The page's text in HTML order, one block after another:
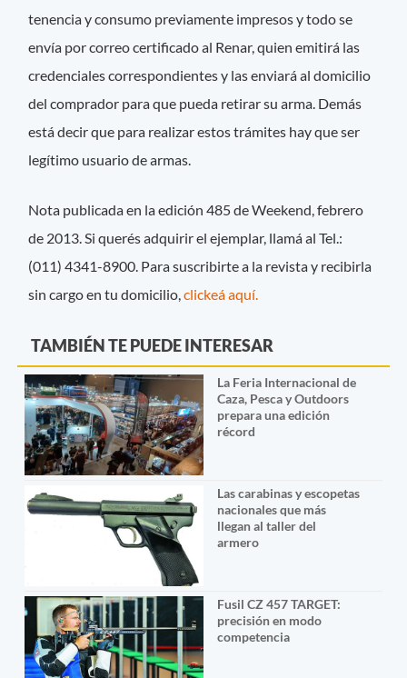
tenencia y consumo previamente impresos y todo se
envía por correo certificado al Renar, quien emitirá las
credenciales correspondientes y las enviará al domicilio
del comprador para que pueda retirar su arma. Demás
está decir que para realizar estos trámites hay que ser
legítimo usuario de armas.
Nota publicada en la edición 485 de Weekend, febrero
de 2013. Si querés adquirir el ejemplar, llamá al Tel.:
(011) 4341-8900. Para suscribirte a la revista y recibirla
sin cargo en tu domicilio,clickeá aquí.
TAMBIÉN TE PUEDE INTERESAR
La Feria Internacional de
Caza, Pesca y Outdoors
prepara una edición
récord
Las carabinas y escopetas
nacionales que más
llegan al taller del
armero
Fusil CZ 457 TARGET:
precisión en modo
competencia